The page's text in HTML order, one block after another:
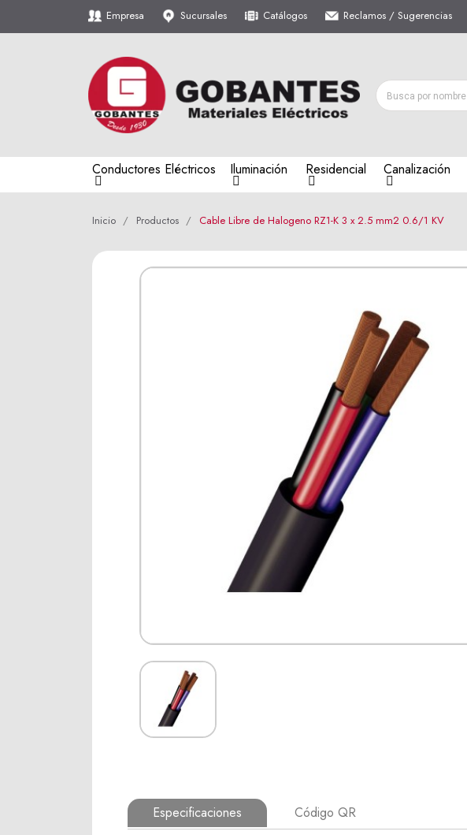
Empresa Sucursales Catálogos Reclamos / Sugerencias
Conductores Eléctricos Iluminación Residencial Canalización
Inicio Productos Cable Libre de Halogeno RZ1-K 3 x 2.5 mm2 0.6/1 KV
Especificaciones Código QR